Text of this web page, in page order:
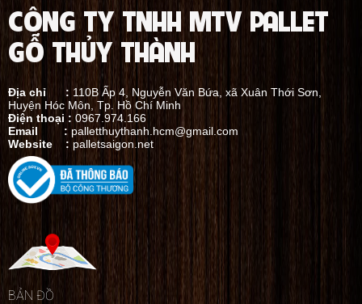
CÔNG TY TNHH MTV PALLET
GỖ THỦY THÀNH
Địa chỉ : 110B Ấp 4, Nguyễn Văn Bứa, xã Xuân Thới Sơn,
Huyện Hóc Môn, Tp. Hồ Chí Minh
Điện thoại : 0967.974.166
Email : palletthuythanh.hcm@gmail.com
Website : palletsaigon.net
BẢN ĐỒ